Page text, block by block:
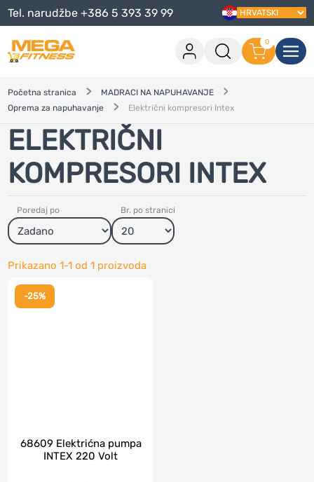
Tel. narudžbe +386 5 393 39 99
0
Prijavi se
Registriraj se
Kreiraj račun
Početna stranica
MADRACI NA NAPUHAVANJE
Oprema za napuhavanje
Električni kompresori Intex
ELEKTRIČNI
KOMPRESORI INTEX
Prikazano 1-1od 1 proizvoda
Poredaj po Br. po stranici
-25%
68609 Elektrićna pumpa
INTEX 220 Volt